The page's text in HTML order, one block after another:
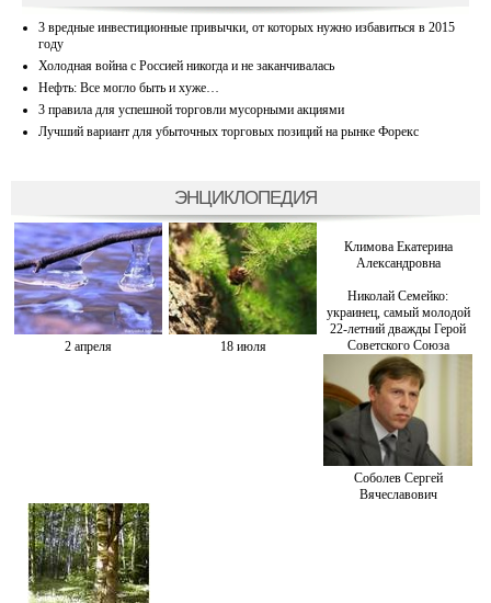
3 вредные инвестиционные привычки, от которых нужно избавиться в 2015
году
Холодная война с Россией никогда и не заканчивалась
Нефть: Все могло быть и хуже…
3 правила для успешной торговли мусорными акциями
Лучший вариант для убыточных торговых позиций на рынке Форекс
ЭНЦИКЛОПЕДИЯ
2 апреля 18 июля
Климова Екатерина
Александровна
Николай Семейко:
украинец, самый молодой
22-летний дважды Герой
Советского Союза
Соболев Сергей
Вячеславович